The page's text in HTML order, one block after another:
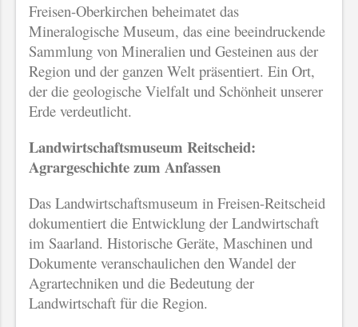
Freisen-Oberkirchen beheimatet das
Mineralogische Museum, das eine beeindruckende
Sammlung von Mineralien und Gesteinen aus der
Region und der ganzen Welt präsentiert. Ein Ort,
der die geologische Vielfalt und Schönheit unserer
Erde verdeutlicht.
Landwirtschaftsmuseum Reitscheid:
Agrargeschichte zum Anfassen
Das Landwirtschaftsmuseum in Freisen-Reitscheid
dokumentiert die Entwicklung der Landwirtschaft
im Saarland. Historische Geräte, Maschinen und
Dokumente veranschaulichen den Wandel der
Agrartechniken und die Bedeutung der
Landwirtschaft für die Region.